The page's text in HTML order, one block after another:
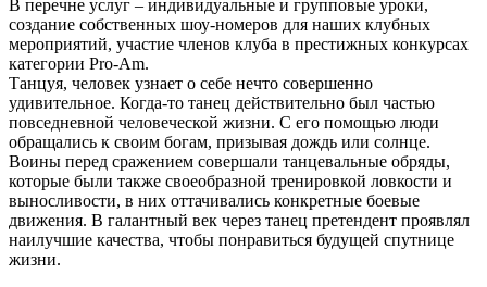
В перечне услуг – индивидуальные и групповые уроки,
создание собственных шоу-номеров для наших клубных
мероприятий, участие членов клуба в престижных конкурсах
категории Pro-Am.
Танцуя, человек узнает о себе нечто совершенно
удивительное. Когда-то танец действительно был частью
повседневной человеческой жизни. С его помощью люди
обращались к своим богам, призывая дождь или солнце.
Воины перед сражением совершали танцевальные обряды,
которые были также своеобразной тренировкой ловкости и
выносливости, в них оттачивались конкретные боевые
движения. В галантный век через танец претендент проявлял
наилучшие качества, чтобы понравиться будущей спутнице
жизни.